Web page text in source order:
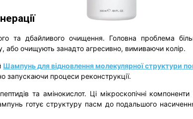
та дбайливого очищення. Головна проблема
або очищують занадто агресивно, вимиваючи колір.
Шампунь для відновлення молекулярної структури
запускаючи процеси реконструкції.
та амінокислот. Ці мікроскопічні
готує структуру пасм до подальшого